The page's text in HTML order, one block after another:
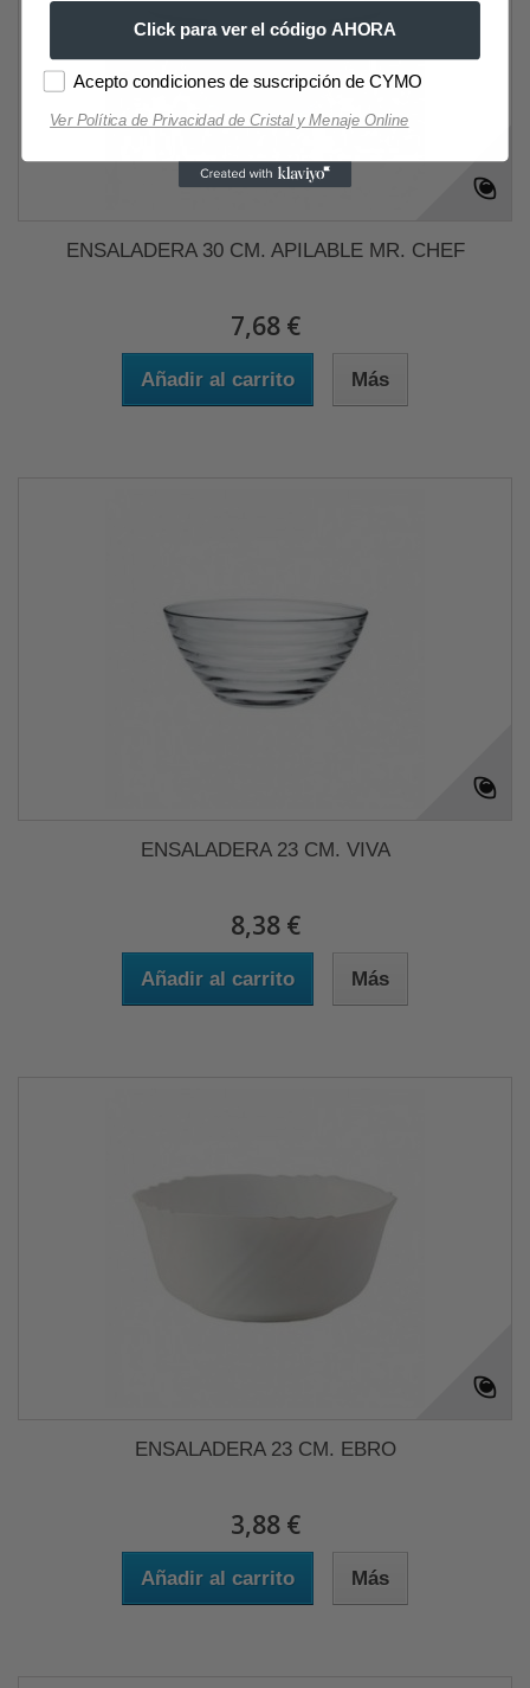
ENSALADERA 30 CM. APILABLE MR. CHEF
7,68 €
Añadir al carrito Más
ENSALADERA 23 CM. VIVA
8,38 €
Añadir al carrito Más
ENSALADERA 23 CM. EBRO
3,88 €
Añadir al carrito Más
Click para ver el código AHORA
Acepto condiciones de suscripción de CYMO
Ver Política de Privacidad de Cristal y Menaje Online